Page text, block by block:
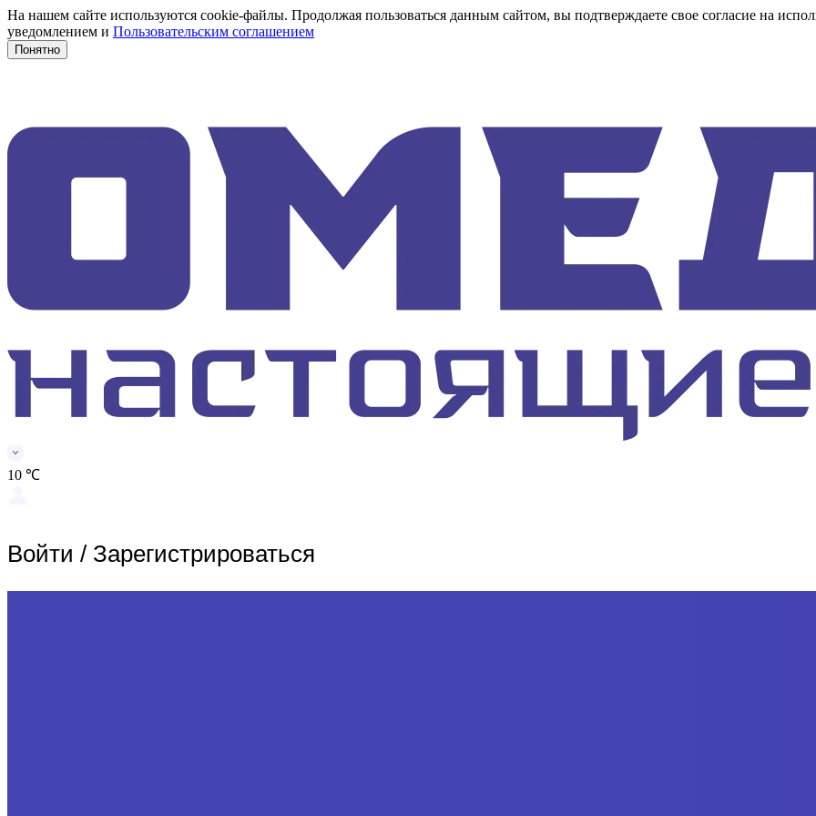
На нашем сайте используются cookie-файлы. Продолжая пользоваться данным сайтом, вы подтверждаете свое согласие на
уведомлением и Пользовательским соглашением
Понятно
10 ℃
Войти / Зарегистрироваться